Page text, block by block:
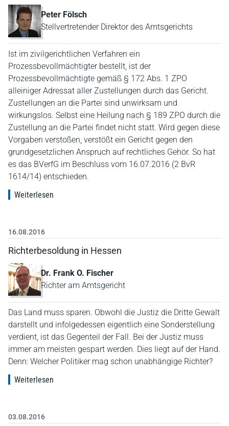
Peter Fölsch
Stellvertretender Direktor des Amtsgerichts
Ist im zivilgerichtlichen Verfahren ein
Prozessbevollmächtigter bestellt, ist der
Prozessbevollmächtigte gemäß § 172 Abs. 1 ZPO
alleiniger Adressat aller Zustellungen durch das Gericht.
Zustellungen an die Partei sind unwirksam und
wirkungslos. Selbst eine Heilung nach § 189 ZPO durch die
Zustellung an die Partei findet nicht statt. Wird gegen diese
Vorgaben verstoßen, verstößt ein Gericht gegen den
grundgesetzlichen Anspruch auf rechtliches Gehör. So hat
es das BVerfG im Beschluss vom 16.07.2016 (2 BvR
1614/14) entschieden.
Weiterlesen
16.08.2016
Richterbesoldung in Hessen
Dr. Frank O. Fischer
Richter am Amtsgericht
Das Land muss sparen. Obwohl die Justiz die Dritte Gewalt
darstellt und infolgedessen eigentlich eine Sonderstellung
verdient, ist das Gegenteil der Fall. Bei der Justiz muss
immer am meisten gespart werden. Dies liegt auf der Hand.
Denn: Welcher Politiker mag schon unabhängige Richter?
Weiterlesen
03.08.2016